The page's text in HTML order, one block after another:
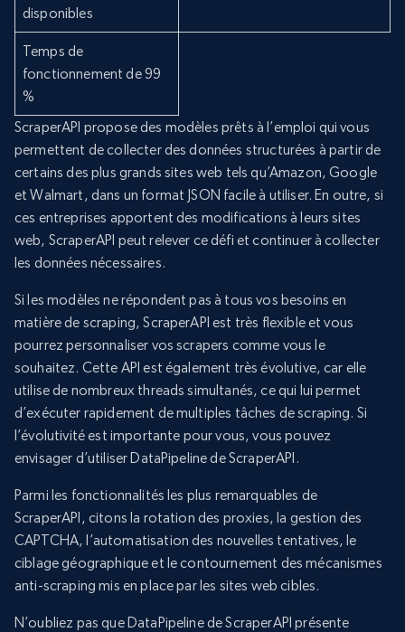
disponibles
Temps de
fonctionnement de 99
%
ScraperAPI propose des modèles prêts à l’emploi qui vous
permettent de collecter des données structurées à partir de
certains des plus grands sites web tels qu’Amazon, Google
et Walmart, dans un format JSON facile à utiliser. En outre, si
ces entreprises apportent des modifications à leurs sites
web, ScraperAPI peut relever ce défi et continuer à collecter
les données nécessaires.
Si les modèles ne répondent pas à tous vos besoins en
matière de scraping, ScraperAPI est très flexible et vous
pourrez personnaliser vos scrapers comme vous le
souhaitez. Cette API est également très évolutive, car elle
utilise de nombreux threads simultanés, ce qui lui permet
d’exécuter rapidement de multiples tâches de scraping. Si
l’évolutivité est importante pour vous, vous pouvez
envisager d’utiliser DataPipeline de ScraperAPI.
Parmi les fonctionnalités les plus remarquables de
ScraperAPI, citons la rotation des proxies, la gestion des
CAPTCHA, l’automatisation des nouvelles tentatives, le
ciblage géographique et le contournement des mécanismes
anti-scraping mis en place par les sites web cibles.
N’oubliez pas que DataPipeline de ScraperAPI présente